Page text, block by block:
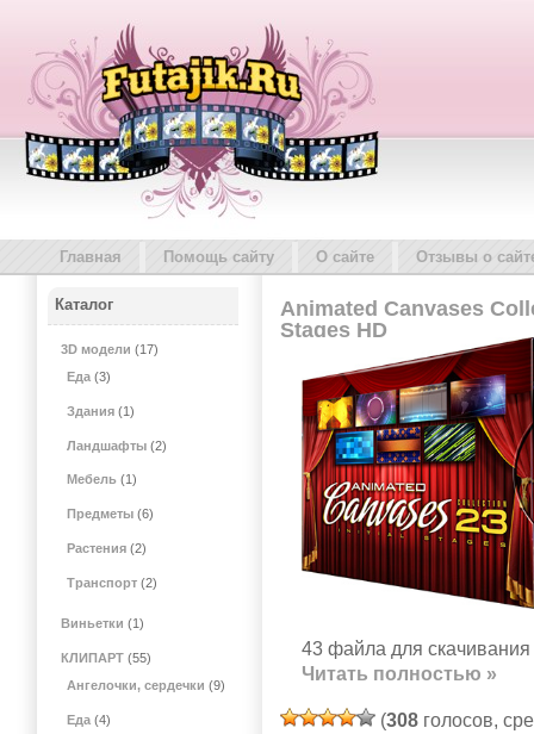
Главная Помощь сайту О сайте Отзывы о
Animated Canvases
Stages HD
43 файла для скачивания
Читать полностью »
(308 голосов,
Каталог
3D модели (17)
Еда (3)
Здания (1)
Ландшафты (2)
Мебель (1)
Предметы (6)
Растения (2)
Транспорт (2)
Виньетки (1)
КЛИПАРТ(55)
Ангелочки, сердечки (9)
Еда (4)